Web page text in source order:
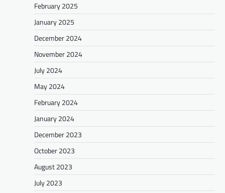
February 2025
January 2025
December 2024
November 2024
July 2024
May 2024
February 2024
January 2024
December 2023
October 2023
August 2023
July 2023